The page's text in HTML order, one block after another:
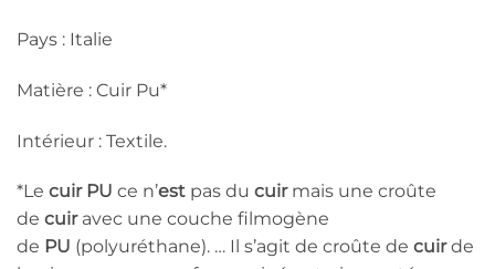
Pays : Italie
Matière : Cuir Pu*
Intérieur : Textile.
*Le cuir PU ce n’est pas du cuirmais une croûte
de cuiravec une couche filmogène
de PU (polyuréthane). … Il s’agit de croûte de cuirde